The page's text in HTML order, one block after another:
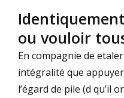
ou vouloir
En compagnie de
intégralité que
l’égard de pile (d qu’il